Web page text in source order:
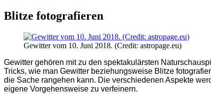
Blitze fotografieren
Gewitter vom 10. Juni 2018. (Credit: astropage.eu)
Gewitter gehören mit zu den spektakulärsten
Tricks, wie man Gewitter beziehungsweise Blitze
die Sache rangehen kann. Die verschiedenen Aspekte
eigene Vorgehensweise zu verfeinern.